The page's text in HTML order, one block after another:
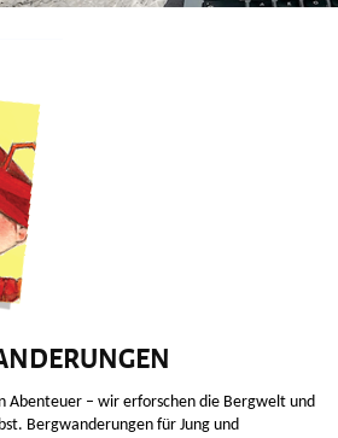
Abenteuer – wir erforschen die Bergwelt und
Bergwanderungen für Jung und